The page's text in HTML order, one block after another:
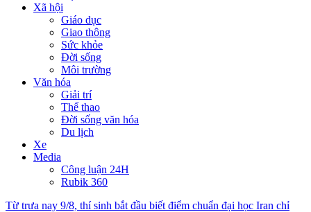
Xã hội
Giáo dục
Giao thông
Sức khỏe
Đời sống
Môi trường
Văn hóa
Giải trí
Thể thao
Đời sống văn hóa
Du lịch
Xe
Media
Công luận 24H
Rubik 360
Từ trưa nay 9/8, thí sinh bắt đầu biết điểm chuẩn đại học Iran chỉ